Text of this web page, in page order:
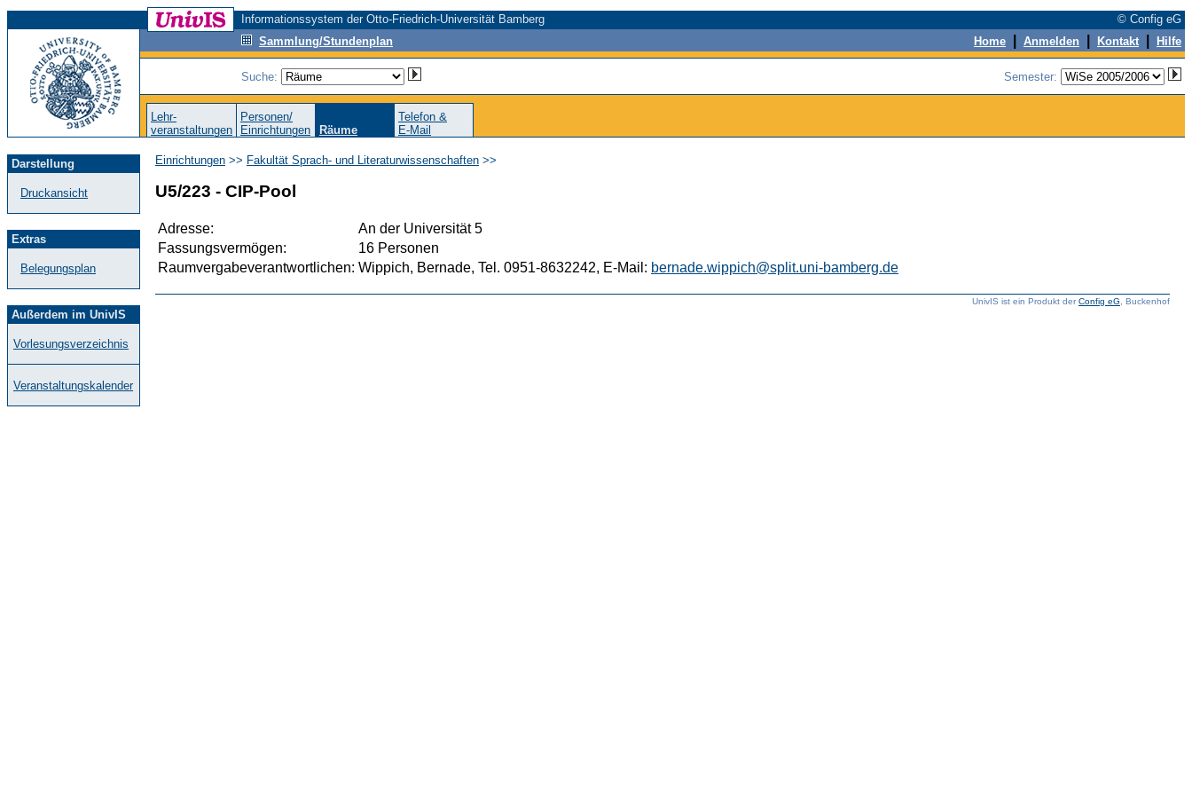
Informationssystem der Otto-Friedrich-Universität Bamberg
© Config eG
Sammlung/Stundenplan
Home Anmelden Kontakt Hilfe
Suche: Semester:
Lehr-
veranstaltungen
Personen/
Einrichtungen
Räume
Telefon &
E-Mail
Darstellung
Druckansicht
Extras
Belegungsplan
Außerdem im UnivIS
Vorlesungsverzeichnis
Veranstaltungskalender
Einrichtungen >> Fakultät Sprach- und Literaturwissenschaften >>
U5/223 - CIP-Pool
Adresse:
An der Universität 5
Fassungsvermögen:
16 Personen
Raumvergabeverantwortlichen: Wippich, Bernade, Tel. 0951-8632242, E-Mail: bernade.wippich@split.uni-bamberg.de
UnivIS ist ein Produkt derConfig eG , Buckenhof